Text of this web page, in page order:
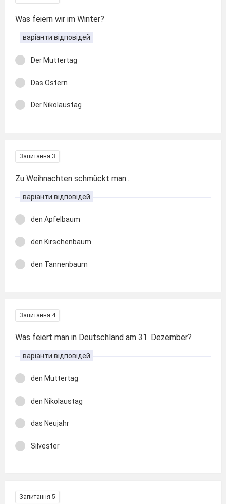
Was feiern wir im Winter?
варіанти відповідей
Der Muttertag
Das Ostern
Der Nikolaustag
Запитання 3
Zu Weihnachten schmückt man...
варіанти відповідей
den Apfelbaum
den Kirschenbaum
den Tannenbaum
Запитання 4
Was feiert man in Deutschland am 31. Dezember?
варіанти відповідей
den Muttertag
den Nikolaustag
das Neujahr
Silvester
Запитання 5